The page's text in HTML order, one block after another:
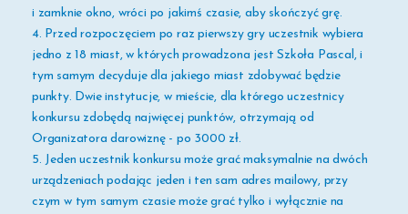
i zamknie okno, wróci po jakimś czasie, aby skończyć grę.
4. Przed rozpoczęciem po raz pierwszy gry uczestnik wybiera
jedno z 18 miast, w których prowadzona jest Szkoła Pascal, i
tym samym decyduje dla jakiego miast zdobywać będzie
punkty. Dwie instytucje, w mieście, dla którego uczestnicy
konkursu zdobędą najwięcej punktów, otrzymają od
Organizatora darowiznę - po 3000 zł.
5. Jeden uczestnik konkursu może grać maksymalnie na dwóch
urządzeniach podając jeden i ten sam adres mailowy, przy
czym w tym samym czasie może grać tylko i wyłącznie na